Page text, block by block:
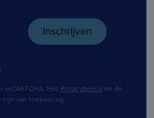
reCAPTCHA. Het Privacybeleid en de
zijn van toepassing.